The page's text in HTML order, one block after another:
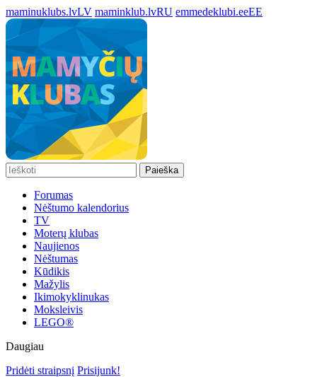
maminuklubs.lvLV maminklub.lvRU emmedeklubi.eeEE
Paieška
Forumas
Nėštumo kalendorius
TV
Moterų klubas
Naujienos
Nėštumas
Kūdikis
Mažylis
Ikimokyklinukas
Moksleivis
LEGO®
Daugiau
Pridėti straipsnį Prisijunk!